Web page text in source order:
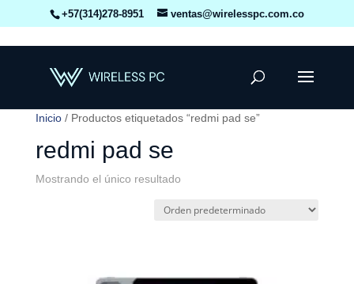
+57(314)278-8951 ventas@wirelesspc.com.co
Inicio/ Productos etiquetados “redmi pad se”
redmi pad se
Mostrando el único resultado